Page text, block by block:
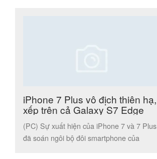
iPhone 7 Plus vô địch thiên hạ,
xếp trên cả Galaxy S7 Edge
của Samsung
(PC) Sự xuất hiện của iPhone 7 và 7 Plus
đã soán ngôi bộ đôi smartphone của